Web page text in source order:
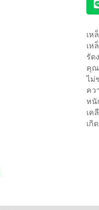
เห
เห
รัด
คุณ
ไม่
คว
หนั
เค
เกิ